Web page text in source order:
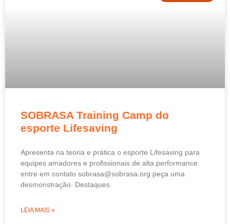
SOBRASA Training Camp do
esporte Lifesaving
Apresenta na teoria e prática o esporte Lifesaving para
equipes amadores e profissionais de alta performance.
entre em contato sobrasa@sobrasa.org peça uma
desmonstração. Destaques
LEIA MAIS »